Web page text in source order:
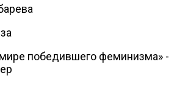
победившего феминизма» -